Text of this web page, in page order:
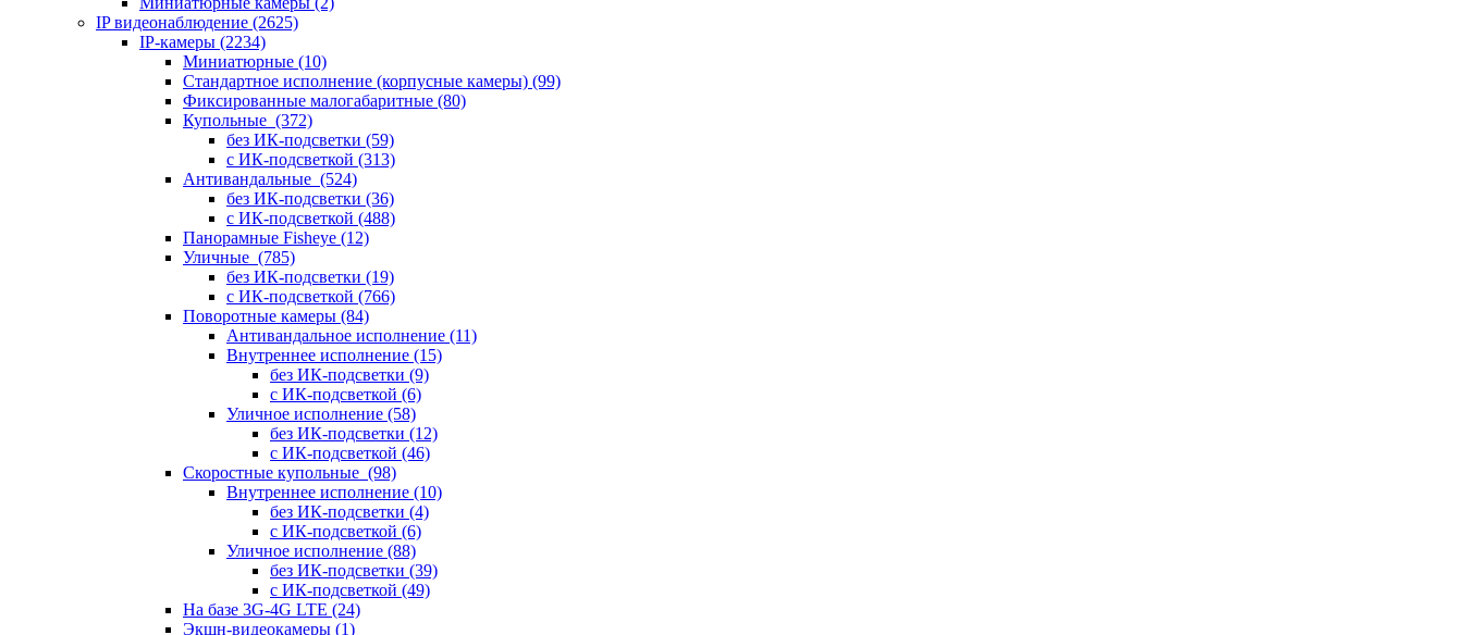
IP видеонаблюдение (2625)
IP-камеры (2234)
Миниатюрные (10)
Стандартное исполнение (корпусные камеры) (99)
Фиксированные малогабаритные (80)
Купольные (372)
без ИК-подсветки (59)
с ИК-подсветкой (313)
Антивандальные (524)
без ИК-подсветки (36)
с ИК-подсветкой (488)
Панорамные Fisheye (12)
Уличные (785)
без ИК-подсветки (19)
с ИК-подсветкой (766)
Поворотные камеры (84)
Антивандальное исполнение (11)
Внутреннее исполнение (15)
без ИК-подсветки (9)
с ИК-подсветкой (6)
Уличное исполнение (58)
без ИК-подсветки (12)
с ИК-подсветкой (46)
Скоростные купольные (98)
Внутреннее исполнение (10)
без ИК-подсветки (4)
с ИК-подсветкой (6)
Уличное исполнение (88)
без ИК-подсветки (39)
с ИК-подсветкой (49)
На базе 3G-4G LTE (24)
Экшн-видеокамеры (1)